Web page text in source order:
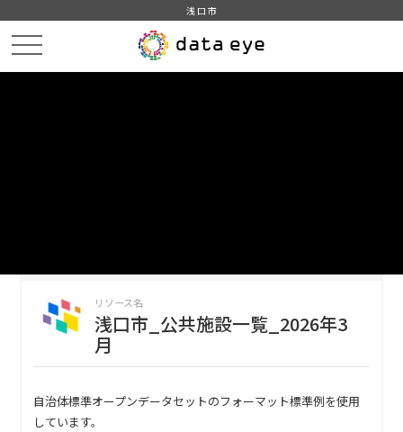
浅口市
リソース名
浅口市_公共施設一覧_2026年3
月
自治体標準オープンデータセットのフォーマット標準例を使用
しています。